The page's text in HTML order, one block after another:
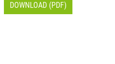
DOWNLOAD (PDF)